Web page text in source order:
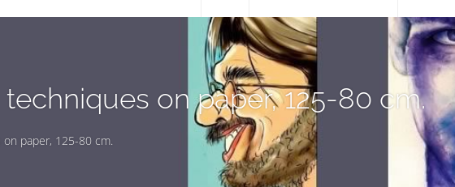
techniques on paper, 125-80 cm.
paper, 125-80 cm.